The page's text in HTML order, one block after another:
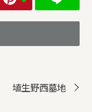
埴生野西墓地